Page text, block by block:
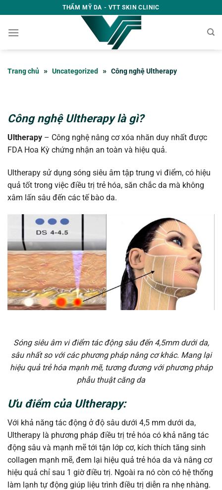
qua
nội
THẨM MỸ DA - VTT SKIN CLINIC
Trang chủ » Uncategorized » Công nghệ Ultherapy
Công nghệ Ultherapy là gì?
Ultherapy – Công nghệ nâng cơ xóa nhăn duy nhất được
FDA Hoa Kỳ chứng nhận an toàn và hiệu quả.
Ultherapy sử dụng sóng siêu âm tập trung vi điểm, có hiệu
quả tốt trong việc điều trị trẻ hóa, săn chắc da mà không
xâm lấn sâu đến các tế bào da.
Sóng siêu âm vi điểm tác động sâu đến 4,5mm dưới da,
sâu nhất so với các phương pháp nâng cơ khác. Mang lại
hiệu quả trẻ hóa mạnh mẽ, tương đương với phương pháp
phẫu thuật căng da
Ưu điểm của Ultherapy:
Với khả năng tác động ở độ sâu dưới 4,5 mm dưới da,
Ultherapy là phương pháp điều trị trẻ hóa có khả năng tác
động sâu và mạnh mẽ tới tận lớp cơ, kích thích tăng sinh
collagen mạnh mẽ, đem lại hiệu quả trẻ hóa da và nâng cơ
hiệu quả chỉ sau 1 giờ điều trị. Ngoài ra nó còn có hệ thống
làm lạnh tự động giúp liệu trình điều trị diễn ra nhẹ nhàng.